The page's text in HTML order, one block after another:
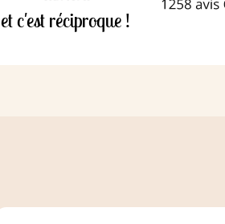
et c'est réciproque !